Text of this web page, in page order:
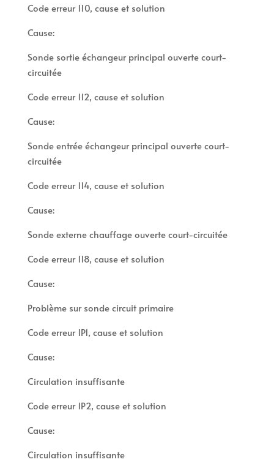
Code erreur 110, cause et solution
Cause:
Sonde sortie échangeur principal ouverte court-
circuitée
Code erreur 112, cause et solution
Cause:
Sonde entrée échangeur principal ouverte court-
circuitée
Code erreur 114, cause et solution
Cause:
Sonde externe chauffage ouverte court-circuitée
Code erreur 118, cause et solution
Cause:
Problème sur sonde circuit primaire
Code erreur 1P1, cause et solution
Cause:
Circulation insuffisante
Code erreur 1P2, cause et solution
Cause:
Circulation insuffisante